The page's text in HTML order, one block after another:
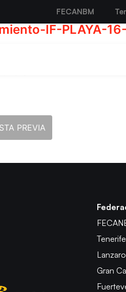
FECANBM
IF-PLAYA-
PREVIA
Tenerife
Gran